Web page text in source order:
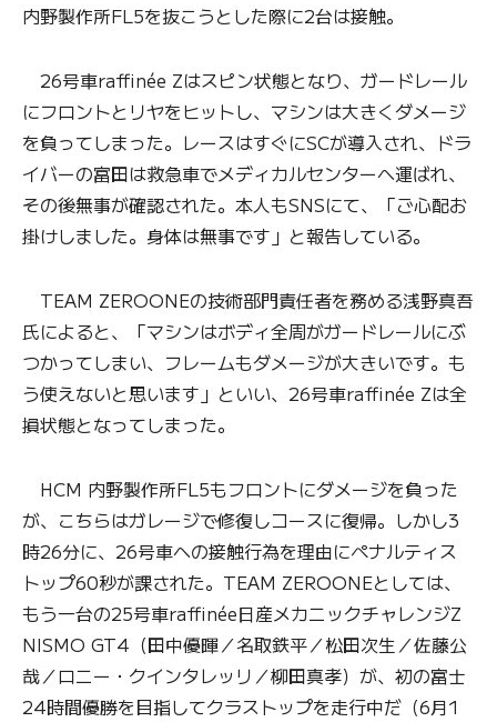
内野製作所FL5を抜こうとした際に2台は接触。
26号車raffinée Zはスピン状態となり、ガードレール
にフロントとリヤをヒットし、マシンは大きくダメージ
を負ってしまった。レースはすぐにSCが導入され、ドラ
イバーの富田は救急車でメディカルセンターへ運ばれ、
その後無事が確認された。本人もSNSにて、「ご心配お
掛けしました。身体は無事です」と報告している。
TEAM ZEROONEの技術部門責任者を務める浅野真吾
氏によると、「マシンはボディ全周がガードレールにぶ
つかってしまい、フレームもダメージが大きいです。も
う使えないと思います」といい、26号車raffinée Zは全
損状態となってしまった。
HCM 内野製作所FL5もフロントにダメージを負った
が、こちらはガレージで修復しコースに復帰。しかし3
時26分に、26号車への接触行為を理由にペナルティス
トップ60秒が課された。TEAM ZEROONEとしては、
もう一台の25号車raffinée日産メカニックチャレンジZ
NISMO GT4（田中優暉／名取鉄平／松田次生／佐藤公
哉／ロニー・クインタレッリ／柳田真孝）が、初の富士
24時間優勝を目指してクラストップを走行中だ（6月1